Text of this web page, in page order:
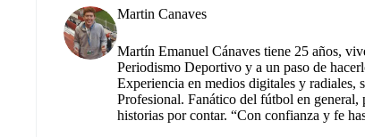
Martin Canaves
Martín Emanuel Cánaves tiene 25 años,
Periodismo Deportivo y a un paso de
Experiencia en medios digitales y
Profesional. Fanático del fútbol en general,
historias por contar. “Con confianza y fe